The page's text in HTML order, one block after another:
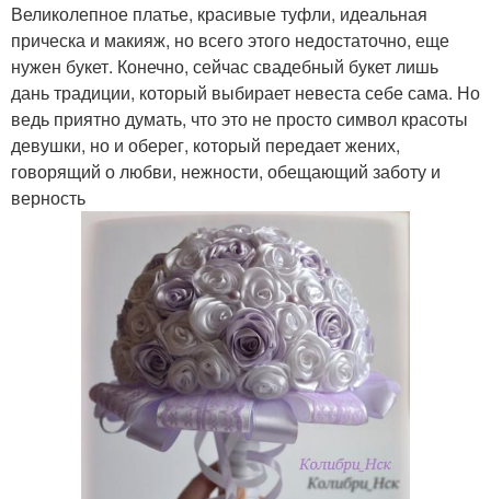
Великолепное платье, красивые туфли, идеальная
прическа и макияж, но всего этого недостаточно, еще
нужен букет. Конечно, сейчас свадебный букет лишь
дань традиции, который выбирает невеста себе сама. Но
ведь приятно думать, что это не просто символ красоты
девушки, но и оберег, который передает жених,
говорящий о любви, нежности, обещающий заботу и
верность